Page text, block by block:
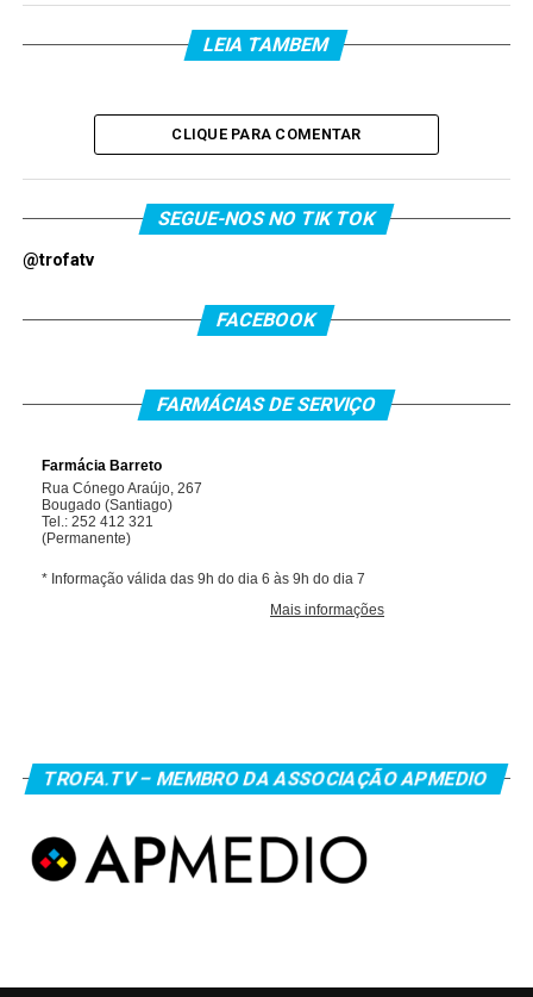
LEIA TAMBEM
CLIQUE PARA COMENTAR
SEGUE-NOS NO TIK TOK
@trofatv
FACEBOOK
FARMÁCIAS DE SERVIÇO
TROFA.TV – MEMBRO DA ASSOCIAÇÃO APMEDIO